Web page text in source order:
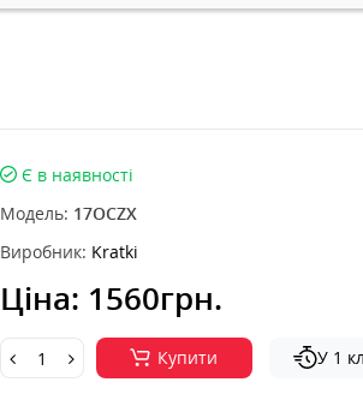
Є в наявності
Модель: 17OCZX
Виробник: Kratki
Ціна: 1560грн.
Купити У 1